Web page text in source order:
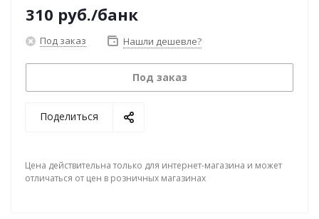
310 руб./банк
Под заказ Нашли дешевле?
Под заказ
Поделиться
Цена действительна только для интернет-магазина и может
отличаться от цен в розничных магазинах